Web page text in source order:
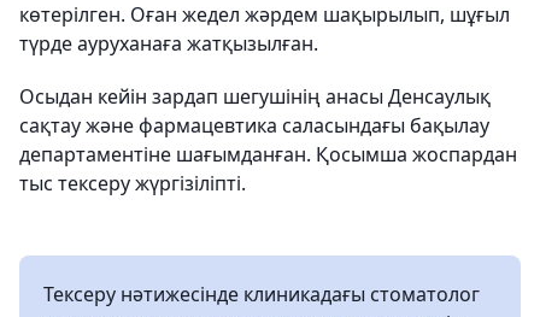
көтерілген. Оған жедел жәрдем шақырылып, шұғыл
түрде ауруханаға жатқызылған.
Осыдан кейін зардап шегушінің анасы Денсаулық
сақтау және фармацевтика саласындағы бақылау
департаментіне шағымданған. Қосымша жоспардан
тыс тексеру жүргізіліпті.
Тексеру нәтижесінде клиникадағы стоматолог